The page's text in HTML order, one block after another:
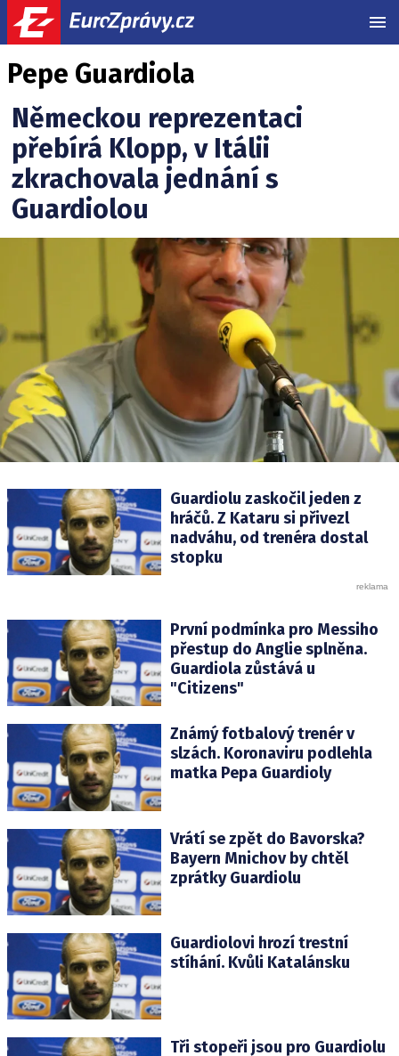
Pepe Guardiola
Německou reprezentaci
přebírá Klopp, v Itálii
zkrachovala jednání s
Guardiolou
Guardiolu zaskočil jeden z
hráčů. Z Kataru si přivezl
nadváhu, od trenéra dostal
stopku
První podmínka pro Messiho
přestup do Anglie splněna.
Guardiola zůstává u
"Citizens"
Známý fotbalový trenér v
slzách. Koronaviru podlehla
matka Pepa Guardioly
Vrátí se zpět do Bavorska?
Bayern Mnichov by chtěl
zprátky Guardiolu
Guardiolovi hrozí trestní
stíhání. Kvůli Katalánsku
Tři stopeři jsou pro Guardiolu